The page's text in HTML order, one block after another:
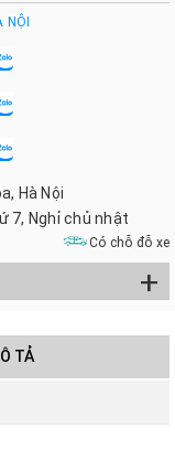
NỘI
Hà Nội
7, Nghỉ chủ nhật
Có chỗ đỗ xe
+
TẢ